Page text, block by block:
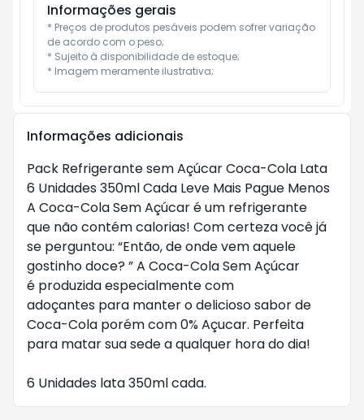
Informações gerais
* Preços de produtos pesáveis podem sofrer variação
de acordo com o peso;
* Sujeito à disponibilidade de estoque;
* Imagem meramente ilustrativa;
Informações adicionais
Pack Refrigerante sem Açúcar Coca-Cola Lata
6 Unidades 350ml Cada Leve Mais Pague Menos
A Coca-Cola Sem Açúcar é um refrigerante
que não contém calorias! Com certeza você já
se perguntou: “Então, de onde vem aquele
gostinho doce? ” A Coca-Cola Sem Açúcar
é produzida especialmente com
adoçantes para manter o delicioso sabor de
Coca-Cola porém com 0% Açucar. Perfeita
para matar sua sede a qualquer hora do dia!
6 Unidades lata 350ml cada.